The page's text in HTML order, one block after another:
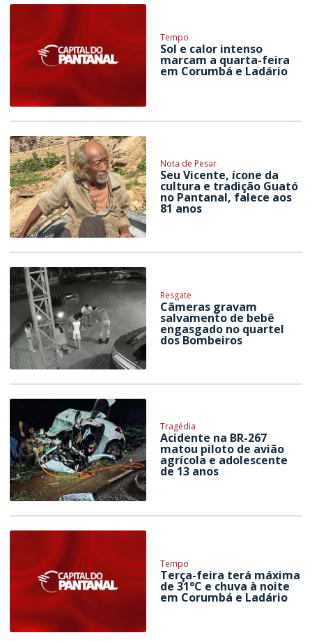
Tempo
Sol e calor intenso
marcam a quarta-feira
em Corumbá e Ladário
Nota de Pesar
Seu Vicente, ícone da
cultura e tradição Guató
no Pantanal, falece aos
81 anos
Resgate
Câmeras gravam
salvamento de bebê
engasgado no quartel
dos Bombeiros
Tragédia
Acidente na BR-267
matou piloto de avião
agrícola e adolescente
de 13 anos
Tempo
Terça-feira terá máxima
de 31°C e chuva à noite
em Corumbá e Ladário